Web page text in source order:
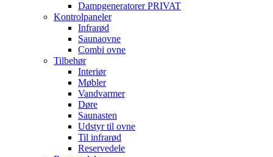
Dampgeneratorer PRIVAT
Kontrolpaneler
Infrarød
Saunaovne
Combi ovne
Tilbehør
Interiør
Møbler
Vandvarmer
Døre
Saunasten
Udstyr til ovne
Til infrarød
Reservedele